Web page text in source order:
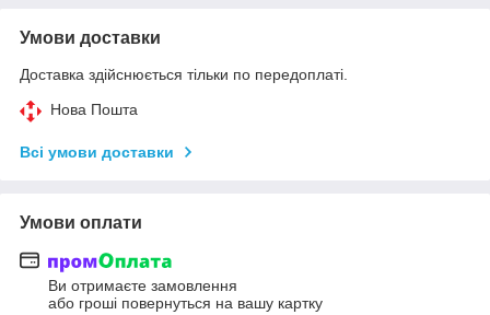
Умови доставки
Доставка здійснюється тільки по передоплаті.
Нова Пошта
Всі умови доставки
Умови оплати
Ви отримаєте замовлення
або гроші повернуться на вашу картку